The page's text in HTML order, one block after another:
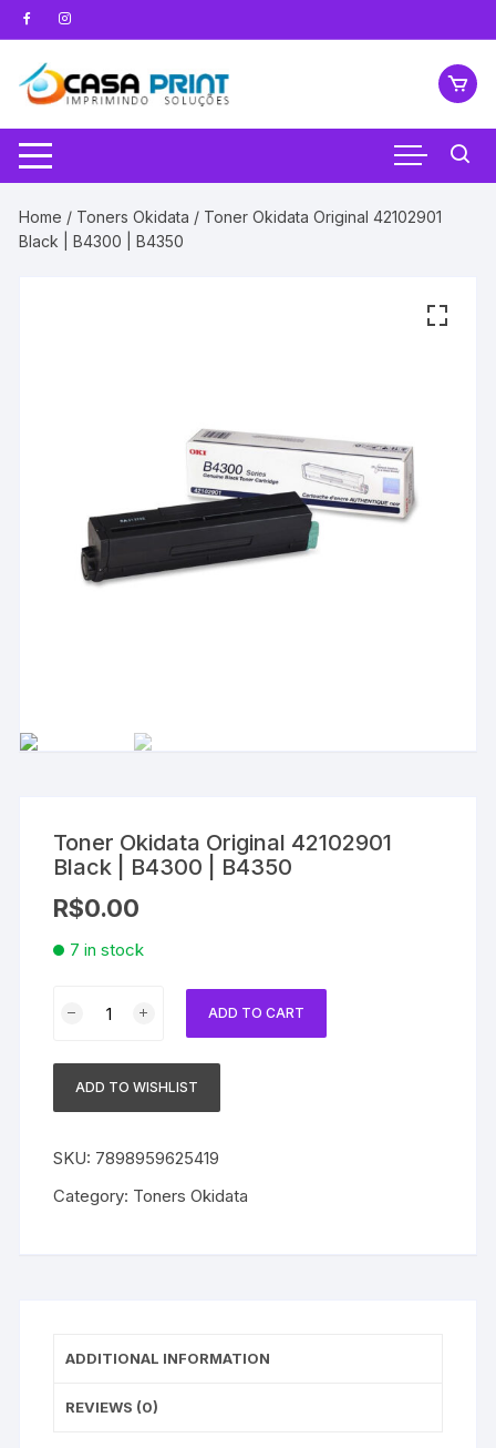
Pular
para
conteúdo
Home / Toners Okidata / Toner Okidata Original 42102901
Black | B4300 | B4350
Toner Okidata Original 42102901
Black | B4300 | B4350
R$0.00
7 in stock
Okidata
42102901
B4300
B4350
ADD TO CART
ADD TO WISHLIST
SKU: 7898959625419
Category: Toners Okidata
ADDITIONAL INFORMATION
REVIEWS (0)